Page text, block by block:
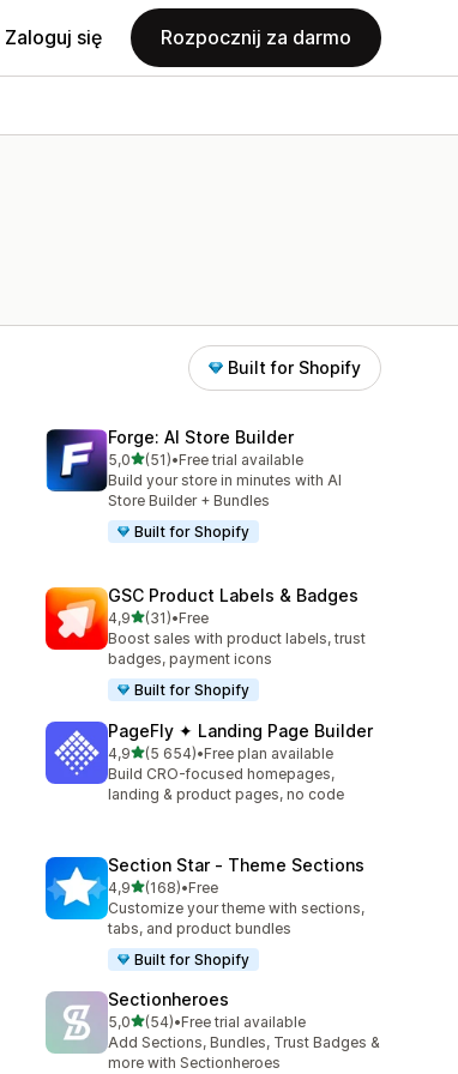
Zaloguj się Rozpocznij za darmo
Built for Shopify
Forge: AI Store Builder
5,0na 5 gwiazdek
(51)
Łączna liczba recenzji: 51
•Free trial available
Build your store in minutes with AI
Store Builder + Bundles
Built for Shopify
GSC Product Labels & Badges
4,9na 5 gwiazdek
(31)
Łączna liczba recenzji: 31
•Free
Boost sales with product labels, trust
badges, payment icons
Built for Shopify
PageFly ✦ Landing Page Builder
4,9na 5 gwiazdek
(5 654)
Łączna liczba recenzji: 5654
•Free plan available
Build CRO-focused homepages,
landing & product pages, no code
Section Star ‑ Theme Sections
4,9na 5 gwiazdek
(168)
Łączna liczba recenzji: 168
•Free
Customize your theme with sections,
tabs, and product bundles
Built for Shopify
Sectionheroes
5,0na 5 gwiazdek
(54)
Łączna liczba recenzji: 54
•Free trial available
Add Sections, Bundles, Trust Badges &
more with Sectionheroes